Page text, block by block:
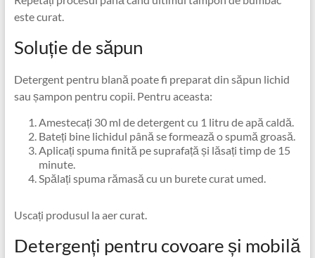
este curat.
Soluție de săpun
Detergent pentru blană poate fi preparat din săpun lichid
sau șampon pentru copii. Pentru aceasta:
Amestecați 30 ml de detergent cu 1 litru de apă caldă.
Bateți bine lichidul până se formează o spumă groasă.
Aplicați spuma finită pe suprafață și lăsați timp de 15
minute.
Spălați spuma rămasă cu un burete curat umed.
Uscați produsul la aer curat.
Detergenți pentru covoare și mobilă